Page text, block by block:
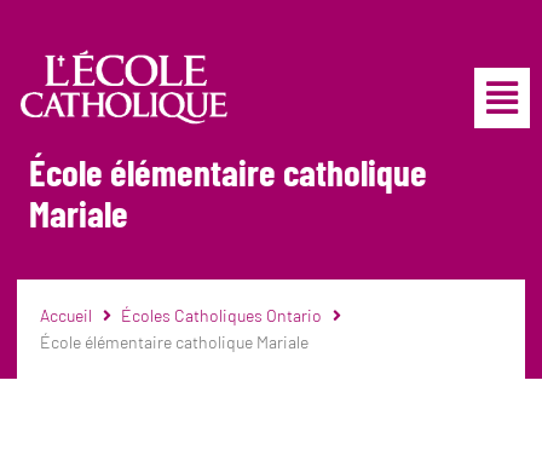
École élémentaire catholique
Mariale
Accueil
Écoles Catholiques Ontario
École élémentaire catholique Mariale